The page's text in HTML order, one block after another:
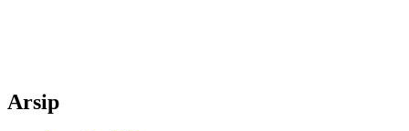
Arsip